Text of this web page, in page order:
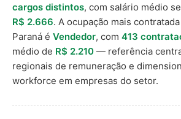
cargos distintos, com salário médio
R$ 2.666. A ocupação mais
Paraná é Vendedor, com 413
médio de R$ 2.210 — referência
regionais de remuneração e
workforce em empresas do setor.